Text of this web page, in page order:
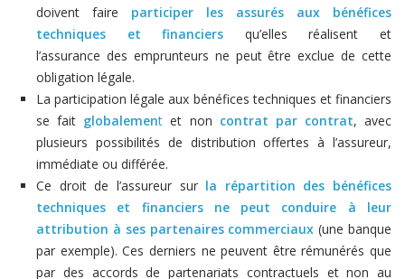
doivent faire participer les assurés aux bénéfices
techniques et financiers
qu’elles réalisent et
l’assurance des emprunteurs ne peut être exclue de cette
obligation légale.
La participation légale aux bénéfices techniques et financiers
se fait globalement et non contrat par contrat, avec
plusieurs possibilités de distribution offertes à l’assureur,
immédiate ou différée.
Ce droit de l’assureur surla répartition des bénéfices
techniques et financiers ne peut conduire à leur
attribution à ses partenaires commerciaux (une banque
par exemple). Ces derniers ne peuvent être rémunérés que
par des accords de partenariats contractuels et non au